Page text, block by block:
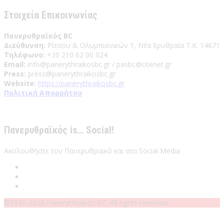
Στοιχεία Επικοινωνίας
Πανερυθραϊκός BC
Διεύθυνση: Ρίτσου & Ολυμπιονικών 1, Νέα Ερυθραία Τ.Κ. 14671
Τηλέφωνο: +30 210 62 00 024
Email: info@panerythraikosbc.gr / pasbc@otenet.gr
Press: press@panerythraikosbc.gr
Website: https://panerythraikosbc.gr
Πολιτική Απορρήτου
Πανερυθραϊκός is… Social!
Ακολουθήστε τον Πανερυθραϊκό και στα Social Media
©1931-2026 Panerythraikos BC. All rights reserved.